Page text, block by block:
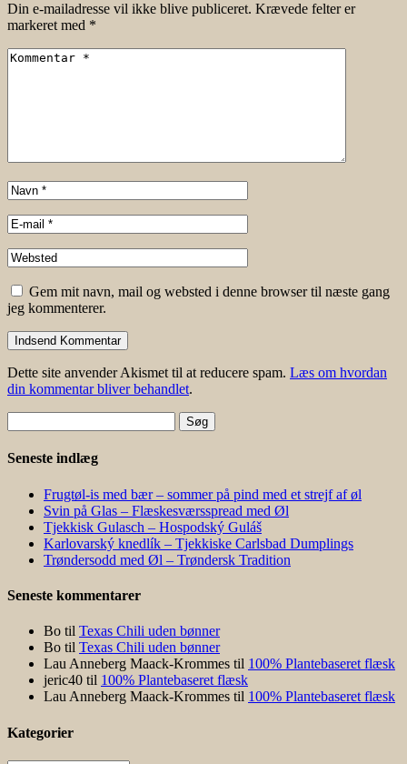
Din e-mailadresse vil ikke blive publiceret. Krævede felter er
markeret med *
Gem mit navn, mail og websted i denne browser til næste gang
jeg kommenterer.
Dette site anvender Akismet til at reducere spam. Læs om hvordan
din kommentar bliver behandlet.
efter:
Seneste indlæg
Frugtøl-is med bær – sommer på pind med et strejf af øl
Svin på Glas – Flæskesværsspread med Øl
Tjekkisk Gulasch – Hospodský Guláš
Karlovarský knedlík – Tjekkiske Carlsbad Dumplings
Trøndersodd med Øl – Trøndersk Tradition
Seneste kommentarer
Bo til Texas Chili uden bønner
Bo til Texas Chili uden bønner
Lau Anneberg Maack-Krommes til 100% Plantebaseret flæsk
jeric40 til 100% Plantebaseret flæsk
Lau Anneberg Maack-Krommes til 100% Plantebaseret flæsk
Kategorier